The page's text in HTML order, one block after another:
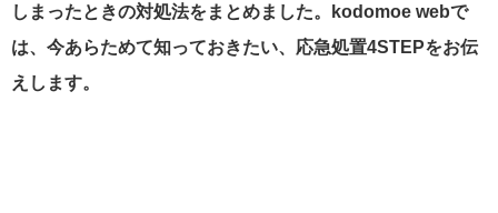
しまったときの対処法をまとめました。kodomoe webで
は、今あらためて知っておきたい、応急処置4STEPをお伝
えします。